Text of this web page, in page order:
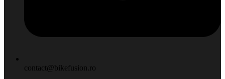
contact@bikefusion.ro